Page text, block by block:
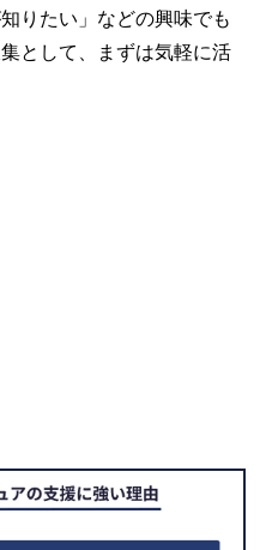
りたい」などの興味でも
として、まずは気軽に活